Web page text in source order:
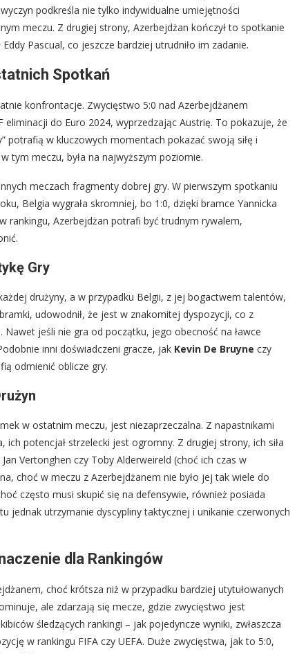
podkreśla nie tylko indywidualne umiejętności
meczu. Z drugiej strony, Azerbejdżan kończył to spotkanie
Pascual, co jeszcze bardziej utrudniło im zadanie.
Spotkań
konfrontacje. Zwycięstwo 5:0 nad Azerbejdżanem
do Euro 2024, wyprzedzając Austrię. To pokazuje, że
potrafią w kluczowych momentach pokazać swoją siłę i
tym meczu, była na najwyższym poziomie.
meczach fragmenty dobrej gry. W pierwszym spotkaniu
Belgia wygrała skromniej, bo 1:0, dzięki bramce Yannicka
rankingu, Azerbejdżan potrafi być trudnym rywalem,
Gry
drużyny, a w przypadku Belgii, z jej bogactwem talentów,
udowodnił, że jest w znakomitej dyspozycji, co z
jeśli nie gra od początku, jego obecność na ławce
inni doświadczeni gracze, jak Kevin De Bruyne czy
odmienić oblicze gry.
w ostatnim meczu, jest niezaprzeczalna. Z napastnikami
potencjał strzelecki jest ogromny. Z drugiej strony, ich siła
Vertonghen czy Toby Alderweireld (choć ich czas w
choć w meczu z Azerbejdżanem nie było jej tak wiele do
często musi skupić się na defensywie, również posiada
jednak utrzymanie dyscypliny taktycznej i unikanie czerwonych
dla Rankingów
choć krótsza niż w przypadku bardziej utytułowanych
ale zdarzają się mecze, gdzie zwycięstwo jest
śledzących rankingi – jak pojedyncze wyniki, zwłaszcza
w rankingu FIFA czy UEFA. Duże zwycięstwa, jak to 5:0,